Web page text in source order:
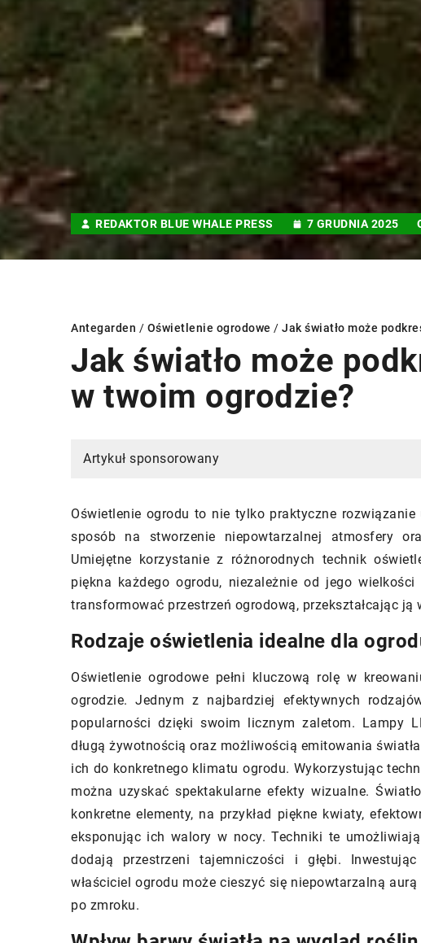
REDAKTOR BLUE WHALE PRESS 7 GRUDNIA 2025
Antegarden / Oświetlenie ogrodowe / Jak światło może
Jak światło może
w twoim ogrodzie?
Artykuł sponsorowany
Oświetlenie ogrodu to nie tylko praktyczne
sposób na stworzenie niepowtarzalnej atmosfery
Umiejętne korzystanie z różnorodnych technik
piękna każdego ogrodu, niezależnie od jego
transformować przestrzeń ogrodową, przekształcając ją
Rodzaje oświetlenia idealne dla
Oświetlenie ogrodowe pełni kluczową rolę w
ogrodzie. Jednym z najbardziej efektywnych
popularności dzięki swoim licznym zaletom. Lampy
długą żywotnością oraz możliwością emitowania
ich do konkretnego klimatu ogrodu. Wykorzystując
można uzyskać spektakularne efekty wizualne.
konkretne elementy, na przykład piękne kwiaty,
eksponując ich walory w nocy. Techniki te
dodają przestrzeni tajemniczości i głębi.
właściciel ogrodu może cieszyć się niepowtarzalną
po zmroku.
wykończenia do wnętrza:
i elementach ze stali
jakie wykończenia ze
kierują estetyką
wnętrza. Dowiedz się, jakie
i elementy dekoracyjne są
dla twojego domu.
INNE
20 lipca 2024
ciepła do Twojego domu?
Zdobądź praktyczne porady,
pomogą Ci w wyborze
efektywnej i
ciepła dla Twojego domu.
się, jakie czynniki są